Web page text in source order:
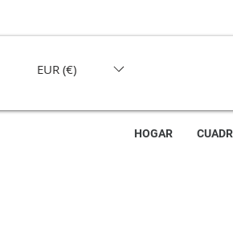
EUR (€)
HOGAR